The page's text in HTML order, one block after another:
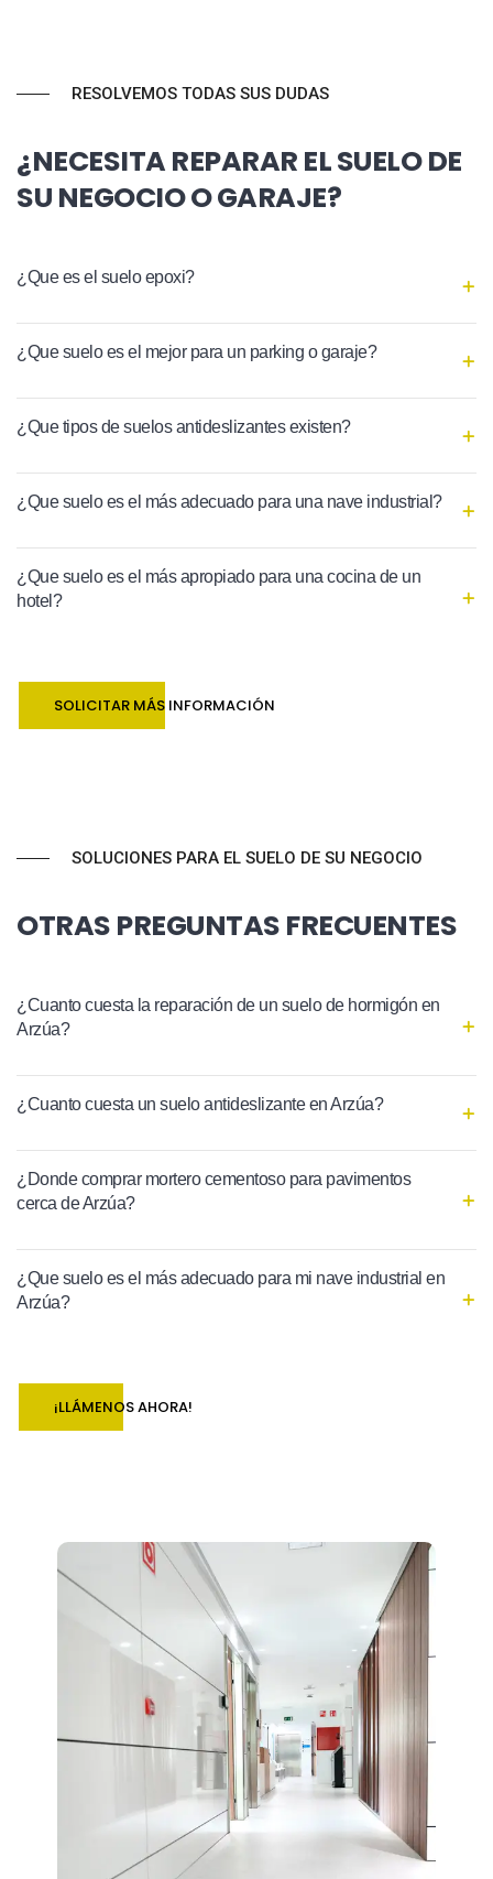
RESOLVEMOS TODAS SUS DUDAS
¿NECESITA REPARAR EL SUELO DE
SU NEGOCIO O GARAJE?
¿Que es el suelo epoxi?
¿Que suelo es el mejor para un parking o garaje?
¿Que tipos de suelos antideslizantes existen?
¿Que suelo es el más adecuado para una nave industrial?
¿Que suelo es el más apropiado para una cocina de un
hotel?
SOLICITAR MÁS INFORMACIÓN
SOLUCIONES PARA EL SUELO DE SU NEGOCIO
OTRAS PREGUNTAS FRECUENTES
¿Cuanto cuesta la reparación de un suelo de hormigón en
Arzúa?
¿Cuanto cuesta un suelo antideslizante en Arzúa?
¿Donde comprar mortero cementoso para pavimentos
cerca de Arzúa?
¿Que suelo es el más adecuado para mi nave industrial en
Arzúa?
¡LLÁMENOS AHORA!